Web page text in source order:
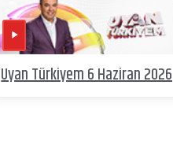
Uyan Türkiyem 6 Haziran 2026